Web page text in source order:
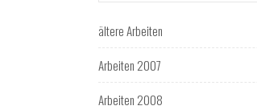
ältere Arbeiten
Arbeiten 2007
Arbeiten 2008